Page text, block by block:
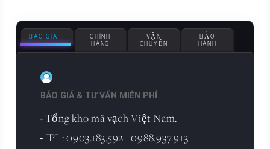
BÁO GIÁ
CHÍNH
HÃNG
VẬN
CHUYỂN
BẢO
HÀNH
BÁO GIÁ & TƯ VẤN MIỄN PHÍ
- Tổng kho mã vạch Việt Nam.
- [P] : 0903.183.592 | 0988.937.913